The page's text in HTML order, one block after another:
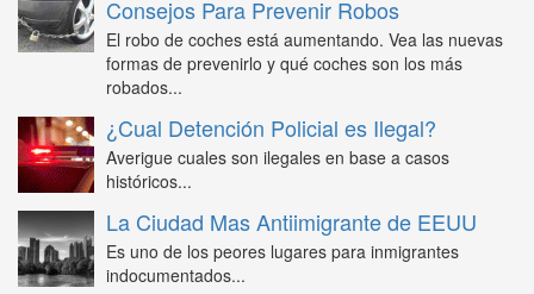
Consejos Para Prevenir Robos
El robo de coches está aumentando. Vea las nuevas
formas de prevenirlo y qué coches son los más
robados...
¿Cual Detención Policial es Ilegal?
Averigue cuales son ilegales en base a casos
históricos...
La Ciudad Mas Antiimigrante de EEUU
Es uno de los peores lugares para inmigrantes
indocumentados...